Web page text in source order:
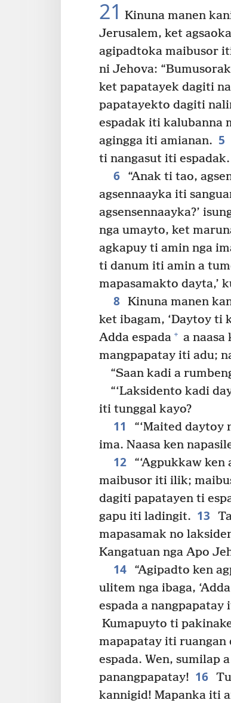
21 Kinuna manen
Jerusalem, ket
agipadtoka maibusor
ni Jehova:
ket papatayek dagiti
papatayekto dagiti
espadak iti kalubanna
agingga iti amianan. 5
ti nangasut iti
6 “Anak ti tao,
agsennaayka iti
agsensennaayka?’
nga umayto, ket
agkapuy ti amin nga
ti danum iti amin a
mapasamakto dayta,’
8 Kinuna manen
ket ibagam, ‘Daytoy ti
Adda espada + a naasa
mangpapatay iti adu;
“Saan kadi a
“‘Laksidento kadi
iti tunggal kayo?
11
“‘Maited daytoy
ima. Naasa ken
12 “‘Agpukkaw
maibusor iti ilik;
dagiti papatayen ti
gapu iti ladingit. 13
mapasamak no
Kangatuan nga Apo
14
“Agipadto ken
ulitem nga ibaga,
espada a
Kumapuyto ti
mapapatay iti ruangan
espada. Wen, sumilap
panangpapatay! 16
kannigid! Mapanka iti